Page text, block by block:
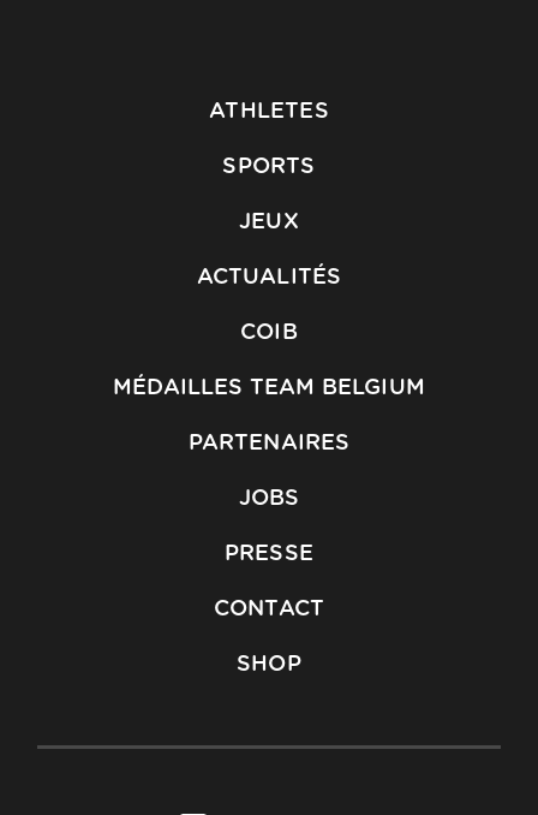
ATHLETES
SPORTS
JEUX
ACTUALITÉS
COIB
MÉDAILLES TEAM BELGIUM
PARTENAIRES
JOBS
PRESSE
CONTACT
SHOP